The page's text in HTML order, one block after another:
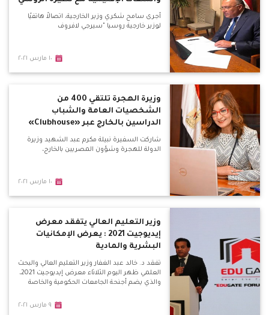
أجرى سامح شكري وزير الخارجية، اتصالاً هاتفيًا
لوزير خارجية روسيا "سيرجي لافروف
١٠ مارس ٢٠٢١
وزيرة الهجرة تلتقي 400 من
الشخصيات العامة والشباب
الدراسين بالخارج عبر «Clubhouse»
شاركت السفيرة نبيلة مكرم عبد الشهيد وزيرة
الدولة للهجرة وشؤون المصريين بالخارج،
١٠ مارس ٢٠٢١
وزير التعليم العالي يتفقد معرض
إيديوجيت 2021 : يعرض الإمكانيات
البشرية والمادية
تفقد د. خالد عبد الغفار وزير التعليم العالي والبحث
العلمي ظهر اليوم الثلاثاء معرض إيديوجيت 2021،
والذي يضم أجنحة الجامعات الحكومية والخاصة
٩ مارس ٢٠٢١